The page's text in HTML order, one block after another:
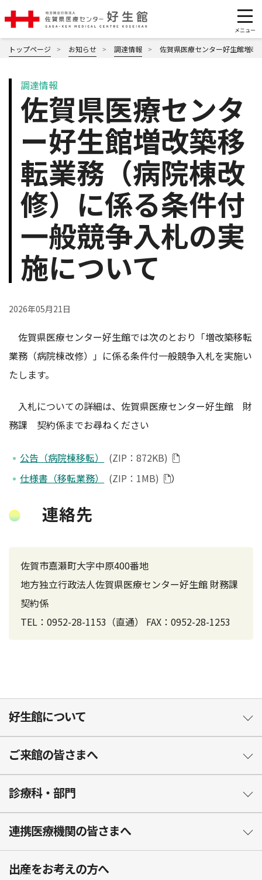
トップページ お知らせ 調達情報 佐賀県医療センター好生館増改
調達情報
佐賀県医療センタ
ー好生館増改築移
転業務（病院棟改
修）に係る条件付
一般競争入札の実
施について
2026年05月21日
佐賀県医療センター好生館では次のとおり「増改築移転
業務（病院棟改修）」に係る条件付一般競争入札を実施い
たします。
入札についての詳細は、佐賀県医療センター好生館 財
務課 契約係までお尋ねください
公告（病院棟移転）
(ZIP：872KB)
仕様書（移転業務）
(ZIP：1MB) ）
連絡先
佐賀市嘉瀬町大字中原400番地
地方独立行政法人佐賀県医療センター好生館 財務課
契約係
TEL：0952-28-1153（直通） FAX：0952-28-1253
好生館について
ご来館の皆さまへ
診療科・部門
連携医療機関の皆さまへ
出産をお考えの方へ